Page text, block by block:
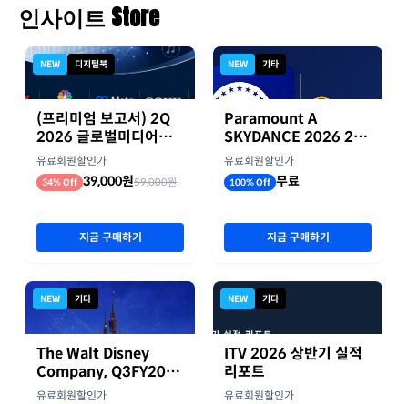
인사이트 Store
NEW 디지털북
(프리미엄 보고서) 2Q
2026 글로벌미디어기
업 실적 종합 보고서
유료회원할인가
34% Off 39,000원59,000원
지금 구매하기
NEW 기타
The Walt Disney
Company, Q3FY2026
실적자료
유료회원할인가
NEW 기타
Paramount A
SKYDANCE 2026 2분
기 실적
유료회원할인가
100% Off 무료
지금 구매하기
NEW 기타
ITV 2026 상반기 실적
리포트
유료회원할인가